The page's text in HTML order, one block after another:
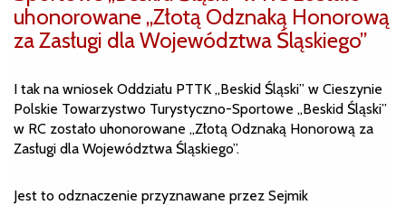
uhonorowane „Złotą Odznaką Honorową
za Zasługi dla Województwa Śląskiego”
I tak na wniosek Oddziału PTTK „Beskid Śląski” w Cieszynie
Polskie Towarzystwo Turystyczno-Sportowe „Beskid Śląski”
w RC zostało uhonorowane „Złotą Odznaką Honorową za
Zasługi dla Województwa Śląskiego”.
Jest to odznaczenie przyznawane przez Sejmik